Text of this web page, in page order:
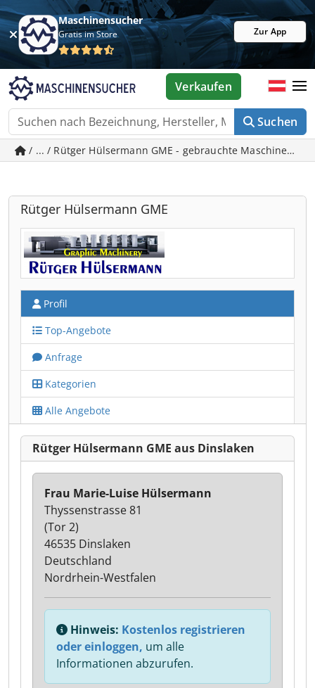
Maschinensucher
Gratis im Store Zur App
Suchen
Verkaufen
/ ... / Rütger Hülsermann GME - gebrauchte Maschinen in
Rütger Hülsermann GME
Profil
Top-Angebote
Anfrage
Kategorien
Alle Angebote
Rütger Hülsermann GME aus Dinslaken
Frau Marie-Luise Hülsermann
Thyssenstrasse 81
(Tor 2)
46535 Dinslaken
Deutschland
Nordrhein-Westfalen
Hinweis: Kostenlos registrieren
oder einloggen, um alle
Informationen abzurufen.